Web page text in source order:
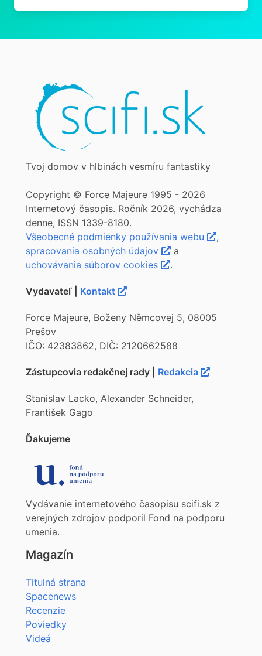
Tvoj domov v hlbinách vesmíru fantastiky
Copyright © Force Majeure 1995 - 2026
Internetový časopis. Ročník 2026, vychádza
denne, ISSN 1339-8180.
Všeobecné podmienky používania webu
,
spracovania osobných údajov
a
uchovávania súborov cookies
.
Vydavateľ | Kontakt
Force Majeure, Boženy Němcovej 5, 08005
Prešov
IČO: 42383862, DIČ: 2120662588
Zástupcovia redakčnej rady | Redakcia
Stanislav Lacko, Alexander Schneider,
František Gago
Ďakujeme
Vydávanie internetového časopisu scifi.sk z
verejných zdrojov podporil Fond na podporu
umenia.
Magazín
Titulná strana
Spacenews
Recenzie
Poviedky
Videá